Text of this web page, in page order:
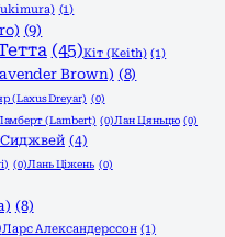
(1)
(9)
(45)Кіт (Keith) (1)
Brown) (8)
(Laxus Dreyar) (0)
(Lambert) (0)Лан Цяньцю (0)
Сиджвей (4)
(0)Лань Ціжень (0)
(8)
Ларс Александерссон (1)